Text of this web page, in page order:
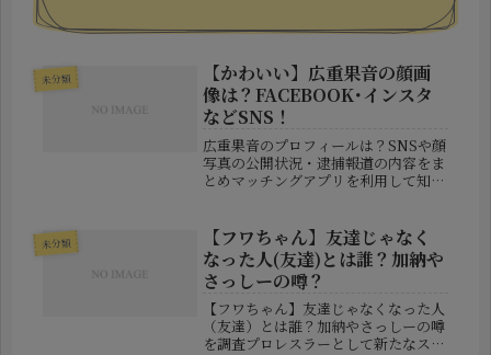
未分類
【かわいい】広重果音の顔画
像は？FACEBOOK･インスタ
などSNS！
広重果音のプロフィールは？SNSや顔
写真の公開状況・逮捕報道の内容をま
とめマッチングアプリを利用して知り
が逮捕されたというニュースが報じら
れました。近年はマッチングアプリ...
未分類
【フワちゃん】友達じゃなく
なった人(友達)とは誰？加納や
さっしーの噂？
【フワちゃん】友達じゃなくなった人
（友達）とは誰？加納やさっしーの噂
を調査プロレスラーとして新たなスタ